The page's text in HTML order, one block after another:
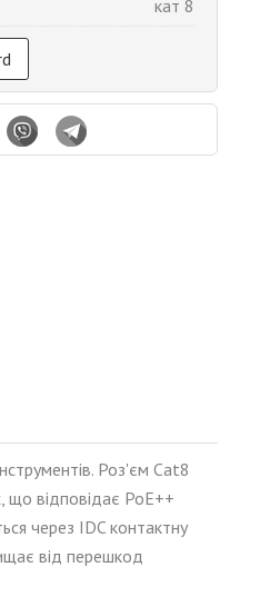
кат 8
Роз'єм Cat8
відповідає PoE++
через IDC контактну
від перешкод